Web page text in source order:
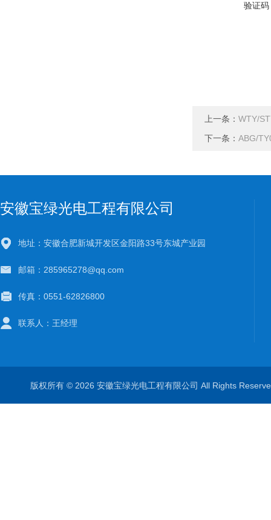
验证码
上一条： WTY/
下一条： ABG/
安徽宝绿光电工程有限公司
地址：安徽合肥新城开发区金阳路33号东城产业园
邮箱：285965278@qq.com
传真：0551-62826800
联系人：王经理
版权所有 © 2026 安徽宝绿光电工程有限公司 All Rights